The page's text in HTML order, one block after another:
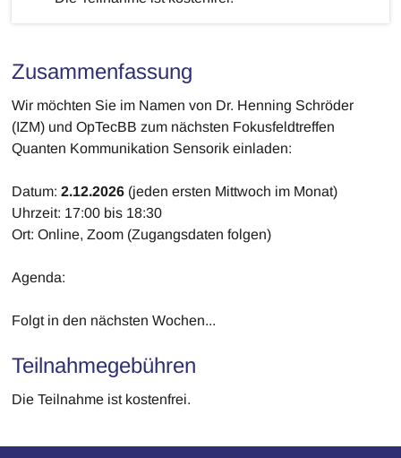
Zusammenfassung
Wir möchten Sie im Namen von Dr. Henning Schröder
(IZM) und OpTecBB zum nächsten Fokusfeldtreffen
Quanten Kommunikation Sensorik einladen:
Datum:2.12.2026 (jeden ersten Mittwoch im Monat)
Uhrzeit: 17:00 bis 18:30
Ort: Online, Zoom (Zugangsdaten folgen)
Agenda:
Folgt in den nächsten Wochen...
Teilnahmegebühren
Die Teilnahme ist kostenfrei.